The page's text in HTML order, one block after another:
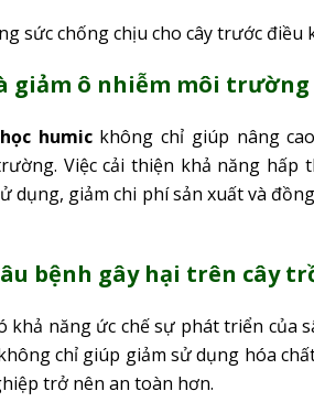
giảm ô nhiễm môi trường
humickhông chỉ giúp nâng
Việc cải thiện khả năng hấp
dụng, giảm chi phí sản xuất và
bệnh gây hại trên cây
khả năng ức chế sự phát triển của
chỉ giúp giảm sử dụng hóa
trở nên an toàn hơn.